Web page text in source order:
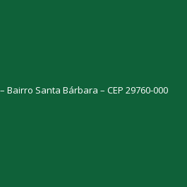
Bairro Santa Bárbara – CEP 29760-000